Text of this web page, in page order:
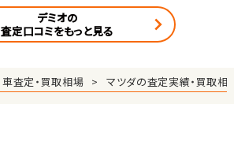
デミオの
査定口コミをもっと見る
車査定・買取相場 マツダの査定実績・買取相